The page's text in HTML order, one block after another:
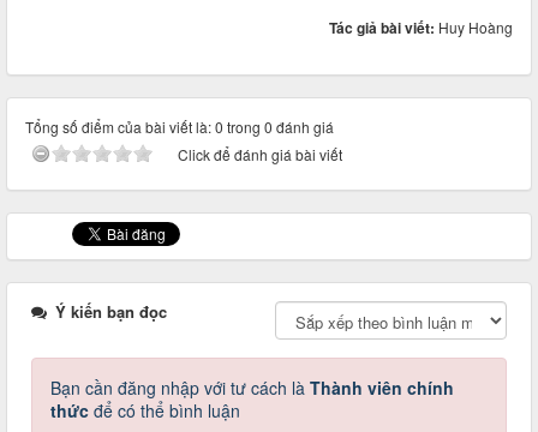
Tác giả bài viết: Huy Hoàng
Tổng số điểm của bài viết là: 0 trong 0 đánh giá
Click để đánh giá bài viết
Ý kiến bạn đọc
Bạn cần đăng nhập với tư cách là Thành viên chính
thức để có thể bình luận